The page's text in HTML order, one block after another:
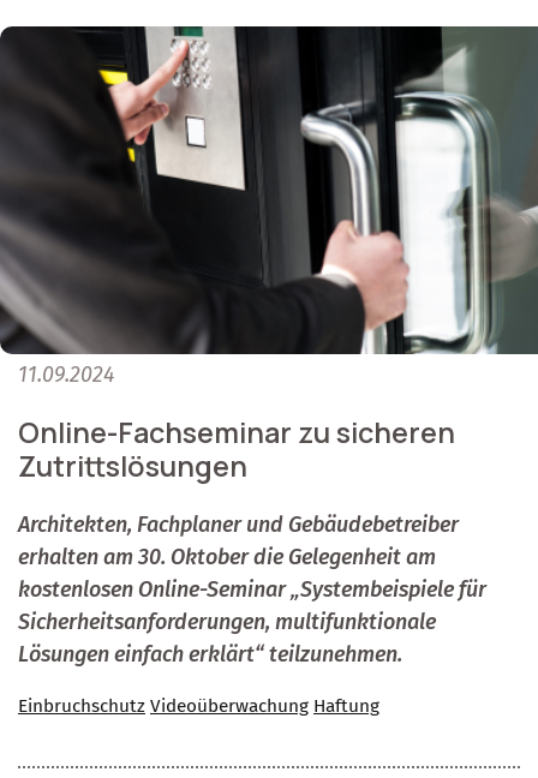
11.09.2024
Online-Fachseminar zu sicheren
Zutrittslösungen
Architekten, Fachplaner und Gebäudebetreiber
erhalten am 30. Oktober die Gelegenheit am
kostenlosen Online-Seminar „Systembeispiele für
Sicherheitsanforderungen, multifunktionale
Lösungen einfach erklärt“ teilzunehmen.
Einbruchschutz Videoüberwachung Haftung